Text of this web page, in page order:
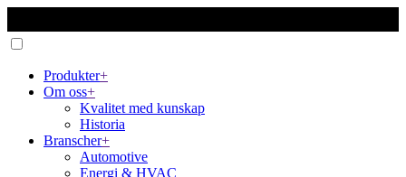
Produkter+
Om oss+
Kvalitet med kunskap
Historia
Branscher+
Automotive
Energi & HVAC